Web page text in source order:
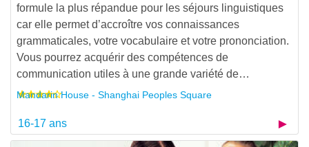
formule la plus répandue pour les séjours linguistiques
car elle permet d’accroître vos connaissances
grammaticales, votre vocabulaire et votre prononciation.
Vous pourrez acquérir des compétences de
communication utiles à une grande variété de…
Mandarin House - Shanghai Peoples Square
16-17 ans